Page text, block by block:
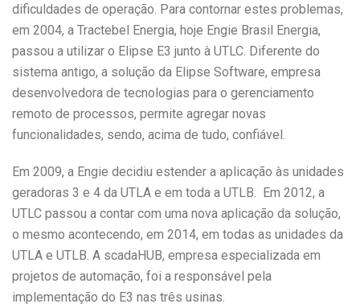
dificuldades de operação. Para contornar estes problemas,
em 2004, a Tractebel Energia, hoje Engie Brasil Energia,
passou a utilizar o Elipse E3 junto à UTLC. Diferente do
sistema antigo, a solução da Elipse Software, empresa
desenvolvedora de tecnologias para o gerenciamento
remoto de processos, permite agregar novas
funcionalidades, sendo, acima de tudo, confiável.
Em 2009, a Engie decidiu estender a aplicação às unidades
geradoras 3 e 4 da UTLA e em toda a UTLB. Em 2012, a
UTLC passou a contar com uma nova aplicação da solução,
o mesmo acontecendo, em 2014, em todas as unidades da
UTLA e UTLB. A scadaHUB, empresa especializada em
projetos de automação, foi a responsável pela
implementação do E3 nas três usinas.